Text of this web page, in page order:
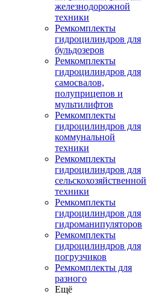
железнодорожной
техники
Ремкомплекты
гидроцилиндров для
бульдозеров
Ремкомплекты
гидроцилиндров для
самосвалов,
полуприцепов и
мультилифтов
Ремкомплекты
гидроцилиндров для
коммунальной
техники
Ремкомплекты
гидроцилиндров для
сельскохозяйственной
техники
Ремкомплекты
гидроцилиндров для
гидроманипуляторов
Ремкомплекты
гидроцилиндров для
погрузчиков
Ремкомплекты для
разного
Ещё